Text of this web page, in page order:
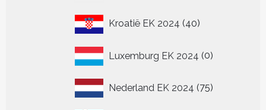
Kroatië EK 2024 4040
Luxemburg EK 2024 00
Nederland EK 2024 7575